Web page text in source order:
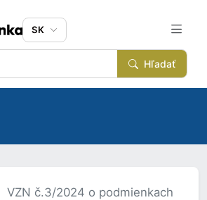
Hľadať
SK
VZN č.3/2024 o podmienkach